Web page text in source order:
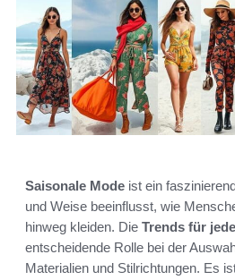
Saisonale Mode ist ein
und Weise beeinflusst, wie
hinweg kleiden. Die Trends für
entscheidende Rolle bei der
Materialien und Stilrichtungen. Es